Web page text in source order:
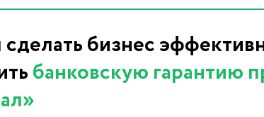
бизнес
банковскую гарантию